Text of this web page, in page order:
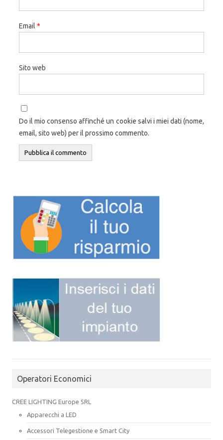
Email *
Sito web
Do il mio consenso affinché un cookie salvi i miei dati (nome,
email, sito web) per il prossimo commento.
Operatori Economici
CREE LIGHTING Europe SRL
Apparecchi a LED
Accessori Telegestione e Smart City